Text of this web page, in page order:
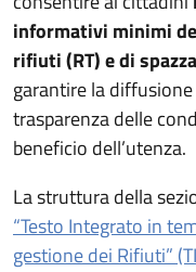
informativi minimi
rifiuti (RT) e di
garantire la
trasparenza delle
beneficio dell’utenza.
La struttura della
“Testo Integrato in
gestione dei Rifiuti”